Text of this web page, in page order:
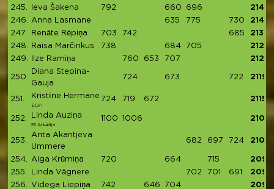
245. Ieva Šakena 792 660 696
2148
246.
Anna Lasmane 635 775 730
2140
247.
Renāte Rēpiņa 703 742 685
2130
248.
Raisa Marčinkus 738 684 705
2127
249.
Ilze Ramiņa 760 653 707 2120
250.
Diana Stepina-
Gauja
724 673 722 2119
251. Kristīne Hermane
ELVI
724 719 672 2115
252. Linda Auziņa
SS Arkādija
1100 1006 2106
253.
Anta Akantjeva
Ummere
682 697 724 2103
254. Aiga Krūmiņa 720 664 715
2099
255.
Linda Vāgnere 702 701 691
2094
256.
Videga Liepiņa 742 646 704
2092